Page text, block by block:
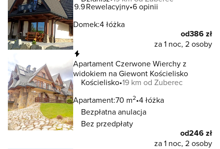
9.9Rewelacyjny 6 opinii
Domek:4 łóżka
od386 zł
za 1 noc, 2 osoby
Apartament Czerwone Wierchy z
widokiem na Giewont Kościelisko
Kościelisko 19 km od Zuberec
Apartament:70 m2 4 łóżka
Bezpłatna anulacja
Bez przedpłaty
od246 zł
za 1 noc, 2 osoby